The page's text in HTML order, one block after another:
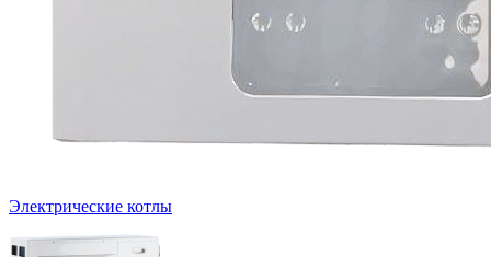
Электрические котлы